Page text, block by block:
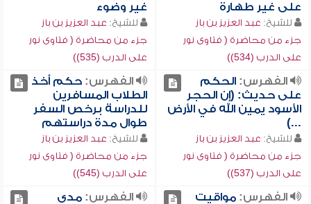
على غير طهارة
للشيخ: عبد العزيز بن باز
جزء من محاضرة ( فتاوى نور
على الدرب (534))
غير وضوء
للشيخ: عبد العزيز بن باز
جزء من محاضرة ( فتاوى نور
على الدرب (535))
الفهرس:الحكم
على حديث: (إن الحجر
الأسود يمين الله في الأرض
...)
للشيخ: عبد العزيز بن باز
جزء من محاضرة ( فتاوى نور
على الدرب (537))
الفهرس:حكم أخذ
الطلاب المسافرين
للدراسة برخص السفر
طوال مدة دراستهم
للشيخ: عبد العزيز بن باز
جزء من محاضرة ( فتاوى نور
على الدرب (545))
الفهرس:مواقيت
الفهرس:مدى